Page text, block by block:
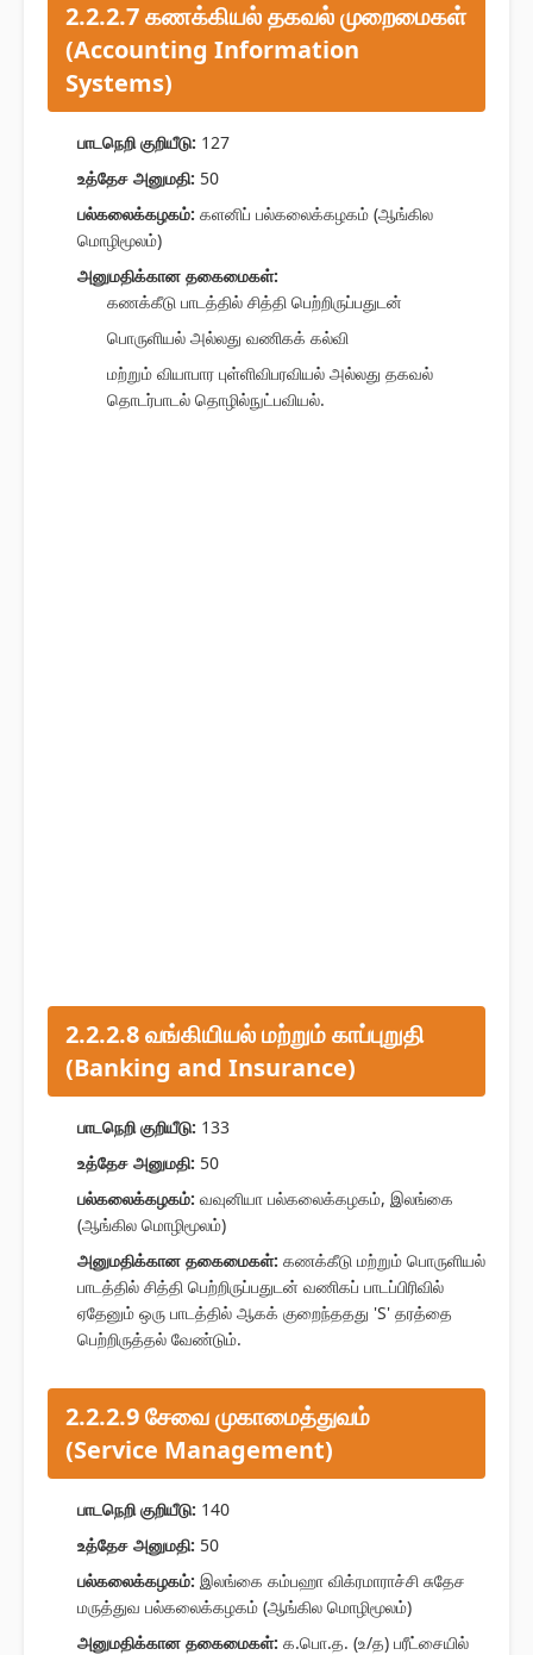
2.2.2.7 கணக்கியல் தகவல் முறைமைகள்
(Accounting Information
Systems)
பாடநெறி குறியீடு: 127
உத்தேச அனுமதி: 50
பல்கலைக்கழகம்: களனிப் பல்கலைக்கழகம் (ஆங்கில
மொழிமூலம்)
அனுமதிக்கான தகைமைகள்:
கணக்கீடு பாடத்தில் சித்தி பெற்றிருப்பதுடன்
பொருளியல் அல்லது வணிகக் கல்வி
மற்றும் வியாபார புள்ளிவிபரவியல் அல்லது தகவல்
தொடர்பாடல் தொழில்நுட்பவியல்.
2.2.2.8 வங்கியியல் மற்றும் காப்புறுதி
(Banking and Insurance)
பாடநெறி குறியீடு: 133
உத்தேச அனுமதி: 50
பல்கலைக்கழகம்: வவுனியா பல்கலைக்கழகம், இலங்கை
(ஆங்கில மொழிமூலம்)
அனுமதிக்கான தகைமைகள்: கணக்கீடு மற்றும் பொருளியல்
பாடத்தில் சித்தி பெற்றிருப்பதுடன் வணிகப் பாடப்பிரிவில்
ஏதேனும் ஒரு பாடத்தில் ஆகக் குறைந்ததது 'S' தரத்தை
பெற்றிருத்தல் வேண்டும்.
2.2.2.9 சேவை முகாமைத்துவம்
(Service Management)
பாடநெறி குறியீடு: 140
உத்தேச அனுமதி: 50
பல்கலைக்கழகம்: இலங்கை கம்பஹா விக்ரமாராச்சி சுதேச
மருத்துவ பல்கலைக்கழகம் (ஆங்கில மொழிமூலம்)
அனுமதிக்கான தகைமைகள்: க.பொ.த. (உ/த) பரீட்சையில்